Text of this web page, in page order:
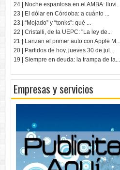
24 | Noche espantosa en el AMBA: lluvi...
23 | El dólar en Córdoba: a cuánto ...
23 | “Mojado” y “tonks”: qué ...
22 | Cristalli, de la UEPC: "La ley de...
21 | Lanzan el primer auto con Apple M...
20 | Partidos de hoy, jueves 30 de jul...
19 | Siempre en deuda: la trampa de la...
Empresas y servicios